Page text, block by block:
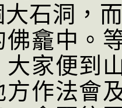
大石洞，
佛龕中。
大家便到
方作法會